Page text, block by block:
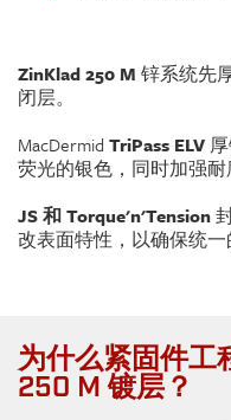
ZinKlad 250 M 锌系统先
闭层。
MacDermid TriPass ELV
荧光的银色，同时加强耐
JS 和 Torque'n'Tension
改表面特性，以确保统一
为什么紧固件工
250 M 镀层？